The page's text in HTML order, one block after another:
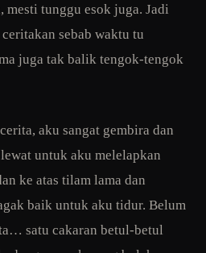
mesti tunggu esok juga. Jadi
sebab waktu tu
juga tak balik tengok-tengok
aku sangat gembira dan
untuk aku melelapkan
ke atas tilam lama dan
baik untuk aku tidur. Belum
satu cakaran betul-betul